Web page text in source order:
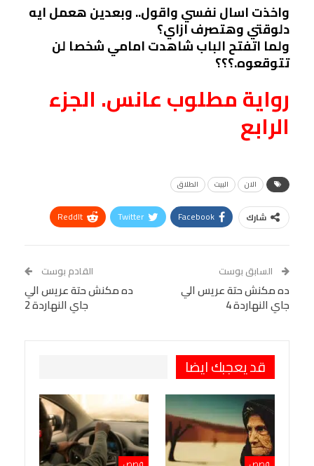
واخذت اسال نفسي واقول.. وبعدين هعمل ايه
دلوقتي وهتصرف ازاي؟
ولما اتفتح الباب شاهدت امامي شخصا لن
تتوقعوه.؟؟؟
رواية مطلوب عانس. الجزء
الرابع
الان البيت الطلاق
شارك Facebook
Twitter
ReddIt
Tumblr
البريد الإلكتروني
StumbleUpon
VK
Digg
Viber
السابق بوست
ده مكنش حتة عريس الي
جاي النهاردة 4
القادم بوست
ده مكنش حتة عريس الي
جاي النهاردة 2
قد يعجبك ايضا